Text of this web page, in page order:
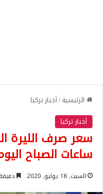
الرئيسية/أخبار تركيا
أخبار تركيا
سعر صرف الليرة
ساعات الصباح
السبت, 18 يوليو, 2020